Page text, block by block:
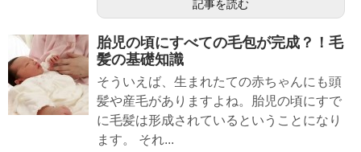
記事を読む
胎児の頃にすべての毛包が完成？！毛
髪の基礎知識
そういえば、生まれたての赤ちゃんにも頭
髪や産毛がありますよね。胎児の頃にすで
に毛髪は形成されているということになり
ます。 それ...